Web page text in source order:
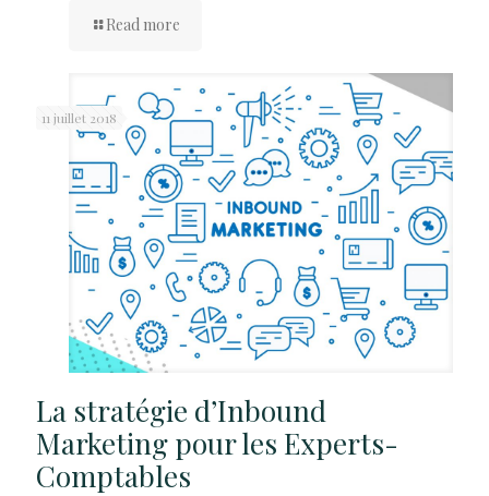
Read more
11 juillet 2018
La stratégie d’Inbound
Marketing pour les Experts-
Comptables